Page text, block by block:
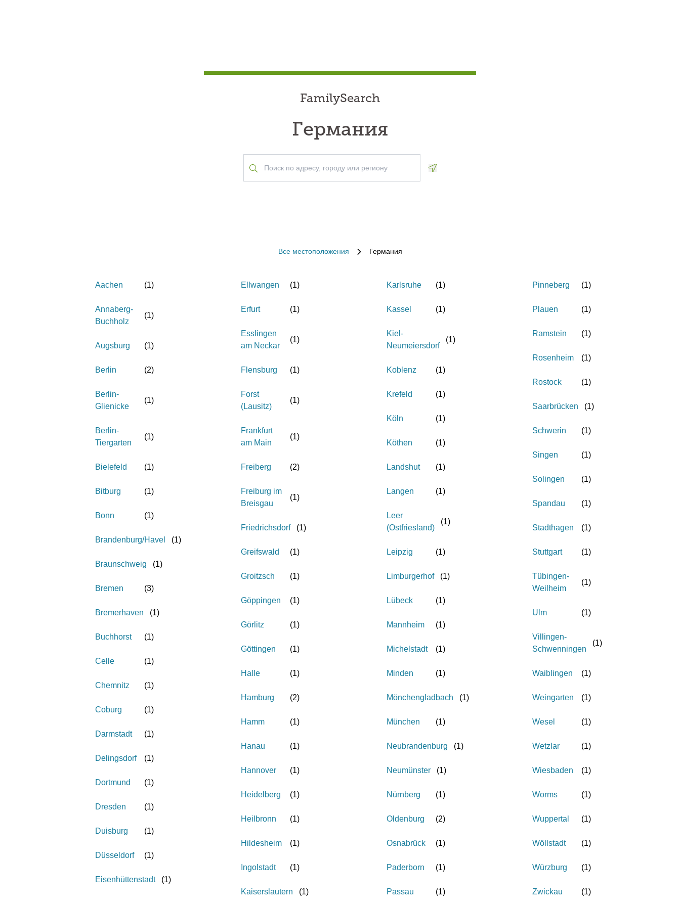
FamilySearch
Германия
Все местоположения Германия
Aachen (1)
Annaberg-
Buchholz
(1)
Augsburg (1)
Berlin (2)
Berlin-
Glienicke
(1)
Berlin-
Tiergarten
(1)
Bielefeld (1)
Bitburg (1)
Bonn (1)
Brandenburg/Havel (1)
Braunschweig (1)
Bremen (3)
Bremerhaven (1)
Buchhorst (1)
Celle (1)
Chemnitz (1)
Coburg (1)
Darmstadt (1)
Delingsdorf (1)
Dortmund (1)
Dresden (1)
Duisburg (1)
Düsseldorf (1)
Eisenhüttenstadt (1)
Ellwangen (1)
Erfurt (1)
Esslingen
am Neckar
(1)
Flensburg (1)
Forst
(Lausitz)
(1)
Frankfurt
am Main
(1)
Freiberg (2)
Freiburg im
Breisgau
(1)
Friedrichsdorf (1)
Greifswald (1)
Groitzsch (1)
Göppingen (1)
Görlitz (1)
Göttingen (1)
Halle (1)
Hamburg (2)
Hamm (1)
Hanau (1)
Hannover (1)
Heidelberg (1)
Heilbronn (1)
Hildesheim (1)
Ingolstadt (1)
Kaiserslautern (1)
Karlsruhe (1)
Kassel (1)
Kiel-
Neumeiersdorf
(1)
Koblenz (1)
Krefeld (1)
Köln (1)
Köthen (1)
Landshut (1)
Langen (1)
Leer
(Ostfriesland)
(1)
Leipzig (1)
Limburgerhof (1)
Lübeck (1)
Mannheim (1)
Michelstadt (1)
Minden (1)
Mönchengladbach (1)
München (1)
Neubrandenburg (1)
Neumünster (1)
Nürnberg (1)
Oldenburg (2)
Osnabrück (1)
Paderborn (1)
Passau (1)
Pinneberg (1)
Plauen (1)
Ramstein (1)
Rosenheim (1)
Rostock (1)
Saarbrücken (1)
Schwerin (1)
Singen (1)
Solingen (1)
Spandau (1)
Stadthagen (1)
Stuttgart (1)
Tübingen-
Weilheim
(1)
Ulm (1)
Villingen-
Schwenningen
(1)
Waiblingen (1)
Weingarten (1)
Wesel (1)
Wetzlar (1)
Wiesbaden (1)
Worms (1)
Wuppertal (1)
Wöllstadt (1)
Würzburg (1)
Zwickau (1)